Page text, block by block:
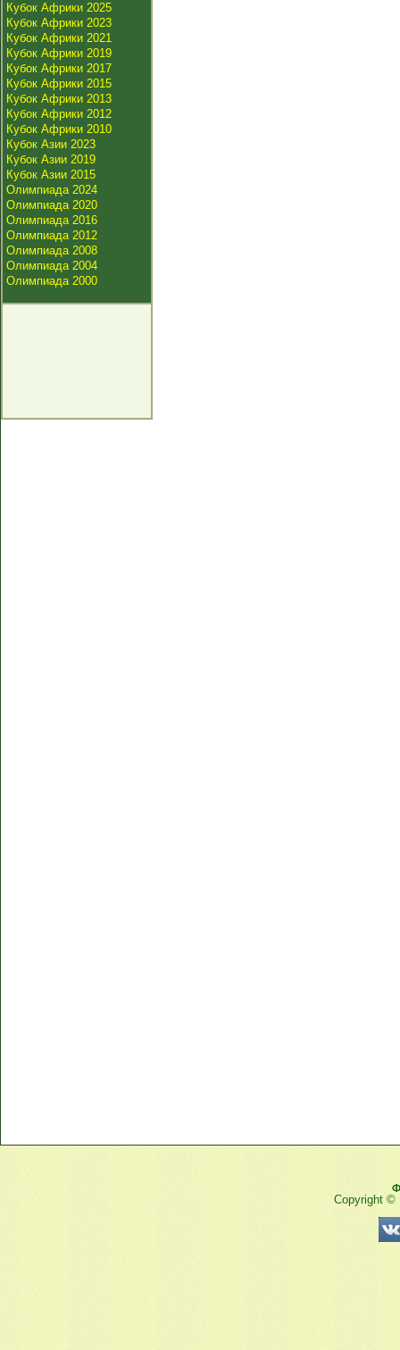
Кубок Африки 2025
Кубок Африки 2023
Кубок Африки 2021
Кубок Африки 2019
Кубок Африки 2017
Кубок Африки 2015
Кубок Африки 2013
Кубок Африки 2012
Кубок Африки 2010
Кубок Азии 2023
Кубок Азии 2019
Кубок Азии 2015
Олимпиада 2024
Олимпиада 2020
Олимпиада 2016
Олимпиада 2012
Олимпиада 2008
Олимпиада 2004
Олимпиада 2000
Copyright ©